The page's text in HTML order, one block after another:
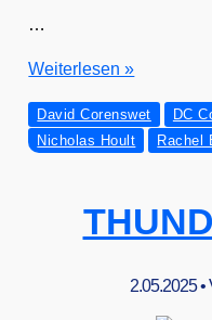
…
SUPERMAN
Wei­ter­le­sen »
David Corenswet DC
Nicholas Hoult
Rachel
2.05.2025•